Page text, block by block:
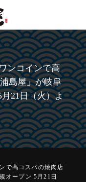
ンコインで高
島屋」が岐阜
21日（火）よ
で高コスパの焼肉店
オープン 5月21日